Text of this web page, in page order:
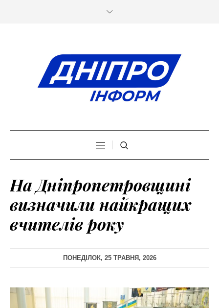
На Дніпропетровщині
визначили найкращих
вчителів року
ПОНЕДІЛОК, 25 ТРАВНЯ, 2026